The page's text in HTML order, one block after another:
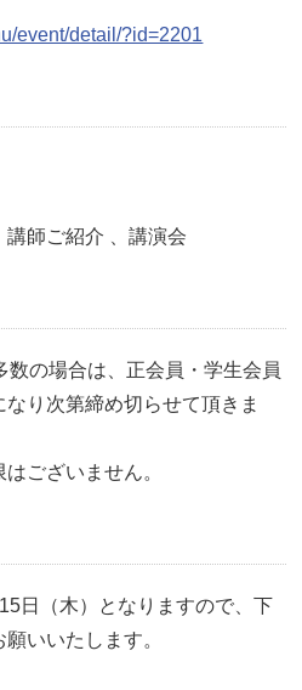
event/detail/?id=2201
師ご紹介 、講演会
の場合は、正会員・学生会員
り次第締め切らせて頂きま
ございません。
日（木）となりますので、下
いいたします。